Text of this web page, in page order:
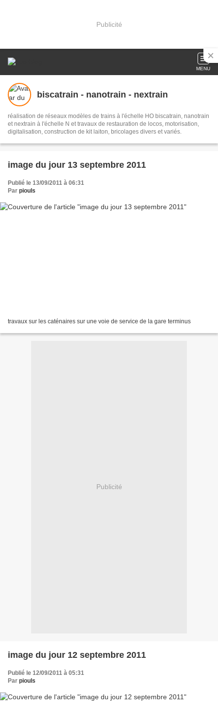
Publicité
MENU
biscatrain - nanotrain - nextrain
réalisation de réseaux modèles de trains à l'échelle HO biscatrain, nanotrain
et nextrain à l'échelle N et travaux de restauration de locos, motorisation,
digitalisation, construction de kit laiton, bricolages divers et variés.
image du jour 13 septembre 2011
Publié le 13/09/2011 à 06:31
Par piouls
travaux sur les caténaires sur une voie de service de la gare terminus
Publicité
image du jour 12 septembre 2011
Publié le 12/09/2011 à 05:31
Par piouls